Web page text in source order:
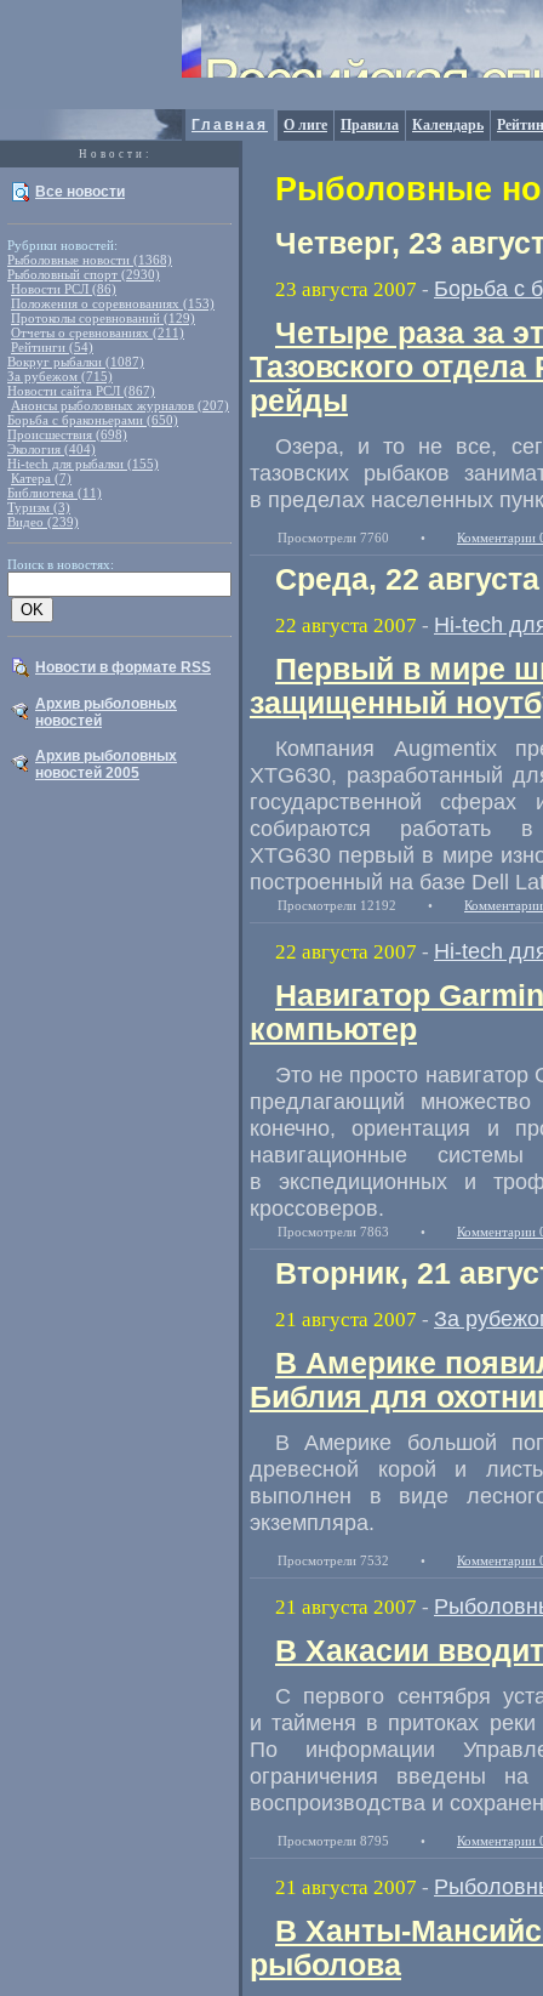
Главная О лиге Правила Календарь
Новости:
Все новости
Рубрики новостей:
Рыболовные новости (1368)
Рыболовный спорт (2930)
Новости РСЛ (86)
Положения о соревнованиях (153)
Протоколы соревнований (129)
Отчеты о сревнованиях (211)
Рейтинги (54)
Вокруг рыбалки (1087)
За рубежом (715)
Новости сайта РСЛ (867)
Анонсы рыболовных журналов (207)
Борьба с браконьерами (650)
Происшествия (698)
Экология (404)
Hi-tech для рыбалки (155)
Катера (7)
Библиотека (11)
Туризм (3)
Видео (239)
Поиск в новостях:
Новости в формате RSS
Архив рыболовных
новостей
Архив рыболовных
новостей 2005
Рыболовные
Четверг, 23
23 августа 2007 - Борьба с
Четыре раза за
Тазовского
рейды
Озера, и то не все,
тазовских рыбаков
в пределах населенных
Просмотрели 7760 • Комментарии
Среда, 22
22 августа 2007 - Hi-tech
Первый в мире
защищенный
Компания Augmentix
XTG630, разработанный
государственной
собираются работать
XTG630 первый в мире
построенный на базе Dell
Просмотрели 12192 •
22 августа 2007 - Hi-tech
Навигатор
компьютер
Это не просто навигатор
предлагающий
конечно, ориентация и
навигационные
в экспедиционных и
кроссоверов.
Просмотрели 7863 • Комментарии
Вторник, 21
21 августа 2007 - За
В Америке
Библия для
В Америке большой
древесной корой и
выполнен в виде
экземпляра.
Просмотрели 7532 • Комментарии
21 августа 2007 -
В Хакасии
С первого сентября
и тайменя в притоках
По информации
ограничения введены
воспроизводства и
Просмотрели 8795 • Комментарии
21 августа 2007 -
В Ханты-
рыболова